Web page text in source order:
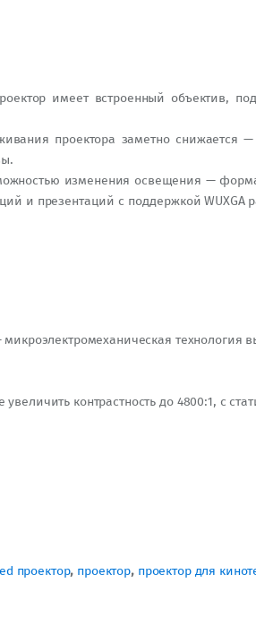
имеет встроенный объектив,
проектора заметно снижается —
изменения освещения — формат
и презентаций с поддержкой
технология
контрастность до 4800:1, с
проектор, проектор, проектор для